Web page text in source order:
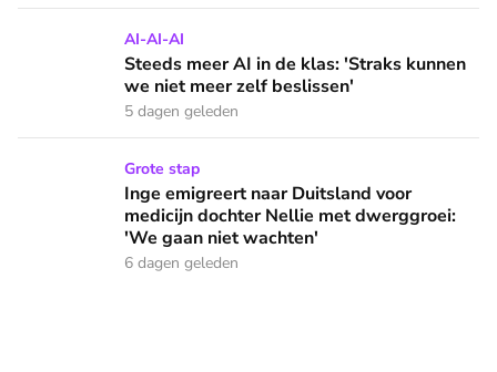
Steeds meer AI in de klas: 'Straks kunnen we niet meer
AI-AI-AI
Steeds meer AI in de klas: 'Straks kunnen
we niet meer zelf beslissen'
5 dagen geleden
Inge emigreert naar Duitsland voor medicijn dochter
Grote stap
Inge emigreert naar Duitsland voor
medicijn dochter Nellie met dwerggroei:
'We gaan niet wachten'
6 dagen geleden